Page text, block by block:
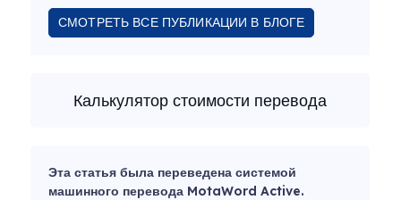
СМОТРЕТЬ ВСЕ ПУБЛИКАЦИИ В БЛОГЕ
Калькулятор стоимости перевода
Эта статья была переведена системой
машинного перевода MotaWord Active.